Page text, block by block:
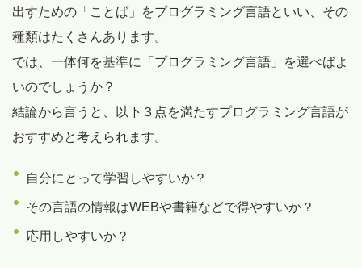
出すための「ことば」をプログラミング言語といい、その
種類はたくさんあります。
では、一体何を基準に「プログラミング言語」を選べばよ
いのでしょうか？
結論から言うと、以下３点を満たすプログラミング言語が
おすすめと考えられます。
自分にとって学習しやすいか？
その言語の情報はWEBや書籍などで得やすいか？
応用しやすいか？